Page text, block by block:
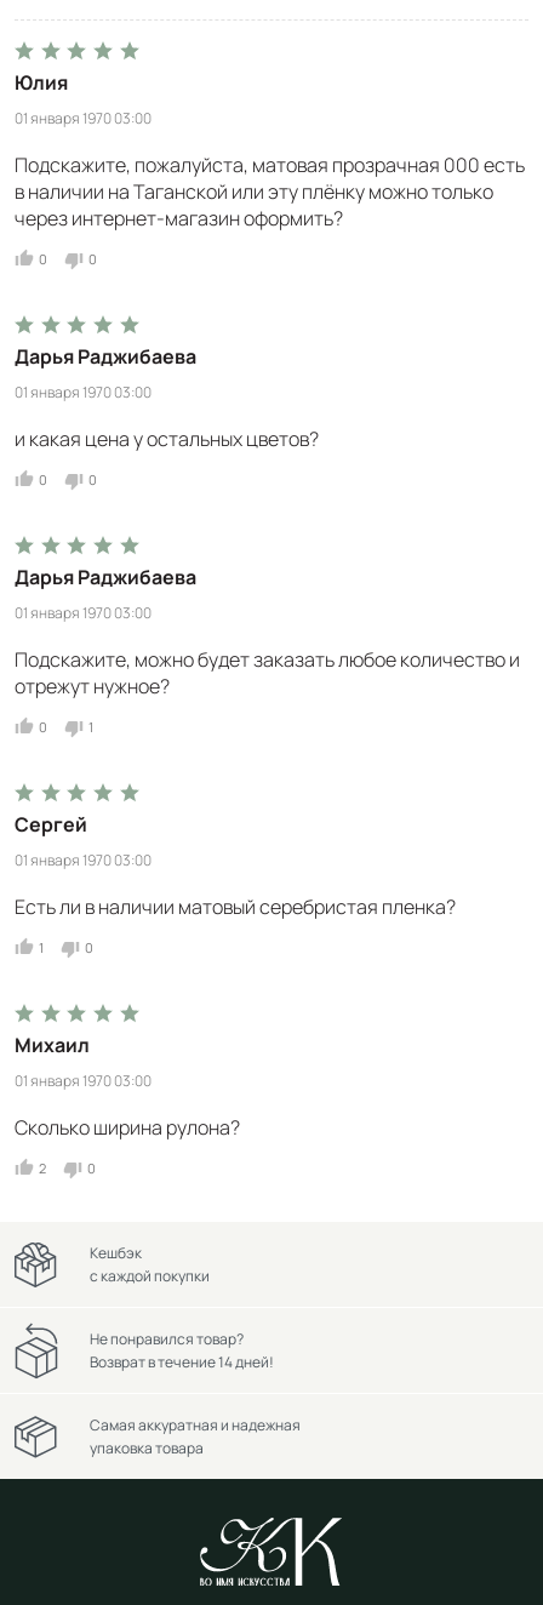
Юлия
01 января 1970 03:00
Подскажите, пожалуйста, матовая прозрачная 000 есть
в наличии на Таганской или эту плёнку можно только
через интернет-магазин оформить?
0 0
Дарья Раджибаева
01 января 1970 03:00
и какая цена у остальных цветов?
0 0
Дарья Раджибаева
01 января 1970 03:00
Подскажите, можно будет заказать любое количество и
отрежут нужное?
0 1
Сергей
01 января 1970 03:00
Есть ли в наличии матовый серебристая пленка?
1 0
Михаил
01 января 1970 03:00
Сколько ширина рулона?
2 0
Кешбэк
с каждой покупки
Не понравился товар?
Возврат в течение 14 дней!
Самая аккуратная и надежная
упаковка товара